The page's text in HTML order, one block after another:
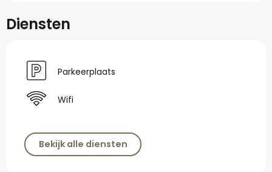
Diensten
Parkeerplaats
Wifi
Bekijk alle diensten